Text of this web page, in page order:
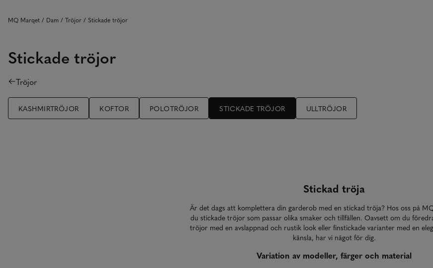
MQ Marqet Dam Tröjor Stickade tröjor
Stickade tröjor
Tröjor
KASHMIRTRÖJOR KOFTOR POLOTRÖJOR STICKADE TRÖJOR ULLTRÖJOR
Stickad tröja
Är det dags att komplettera din garderob med en stickad tröja? Hos oss på
du stickade tröjor som passar olika smaker och tillfällen. Oavsett om du
tröjor med en avslappnad och rustik look eller finstickade varianter med en
känsla, har vi något för dig.
Variation av modeller, färger och material